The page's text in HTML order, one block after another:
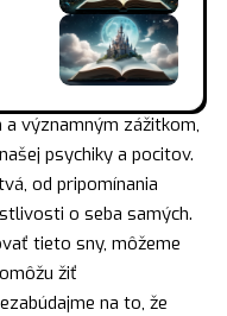
a významným zážitkom,
psychiky a pocitov.
od pripomínania
o seba samých.
tieto sny, môžeme
žiť
na to, že